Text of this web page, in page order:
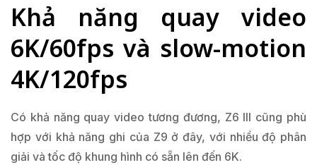
Khả năng quay video
6K/60fps và slow-motion
4K/120fps
Có khả năng quay video tương đương, Z6 III cũng phù
hợp với khả năng ghi của Z9 ở đây, với nhiều độ phân
giải và tốc độ khung hình có sẵn lên đến 6K.